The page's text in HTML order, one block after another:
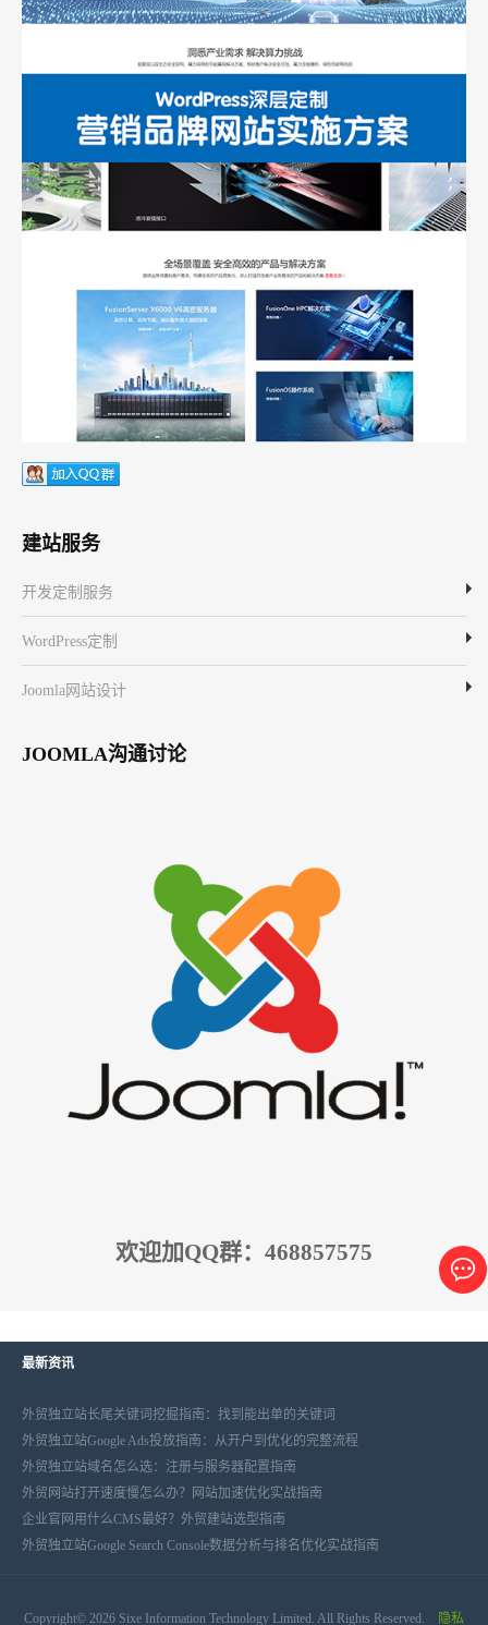
建站服务
开发定制服务
WordPress定制
Joomla网站设计
JOOMLA沟通讨论
欢迎加QQ群：468857575
最新资讯
外贸独立站长尾关键词挖掘指南：找到能出单的关键词
外贸独立站Google Ads投放指南：从开户到优化的完整流程
外贸独立站域名怎么选：注册与服务器配置指南
外贸网站打开速度慢怎么办？网站加速优化实战指南
企业官网用什么CMS最好？外贸建站选型指南
外贸独立站Google Search Console数据分析与排名优化实战指南
Copyright© 2026 Sixe Information Technology Limited. All Rights Reserved. 隐私